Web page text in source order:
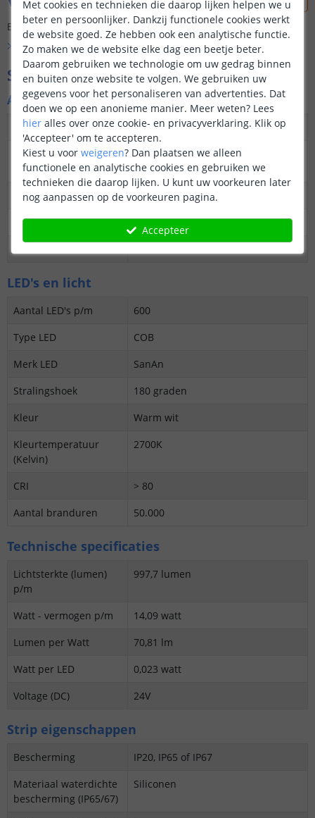
Er is nog geen vraag gesteld over dit product.
Bekijk alle Vraag & antwoord
Specificaties
Algemene kenmerken
Dimbaar
Ja
3M plakstrip over de
gehele lengte
Ja
Garantie
5 jaar
Op maat te knippen
Overal knipbaar
LED's en licht
Aantal LED's p/m
600
Type LED
COB
Merk LED
SanAn
Stralingshoek
180 graden
Kleur
Warm wit
Kleurtemperatuur
(Kelvin)
2700K
CRI
> 80
Aantal branduren
50.000
Technische specificaties
Lichtsterkte (lumen)
p/m
997,7 lumen
Watt - vermogen p/m
14,09 watt
Lumen per Watt
70,81 lm
Watt per LED
0,023 watt
Voltage (DC)
24V
Strip eigenschappen
Bescherming
IP20, IP65 of IP67
Materiaal waterdichte
bescherming (IP65/67)
Siliconen
Met cookies en technieken die daarop lijken helpen we u
beter en persoonlijker. Dankzij functionele cookies werkt
de website goed. Ze hebben ook een analytische functie.
Zo maken we de website elke dag een beetje beter.
Daarom gebruiken we technologie om uw gedrag binnen
en buiten onze website te volgen. We gebruiken uw
gegevens voor het personaliseren van advertenties. Dat
doen we op een anonieme manier. Meer weten? Lees
hier alles over onze cookie- en privacyverklaring. Klik op
'Accepteer' om te accepteren.
Kiest u voor weigeren? Dan plaatsen we alleen
functionele en analytische cookies en gebruiken we
technieken die daarop lijken. U kunt uw voorkeuren later
nog aanpassen op de voorkeuren pagina.
Accepteer